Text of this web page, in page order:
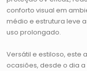
conforto visual em
médio e estrutura leve
uso prolongado.
Versátil e estiloso, este
ocasiões, desde o dia